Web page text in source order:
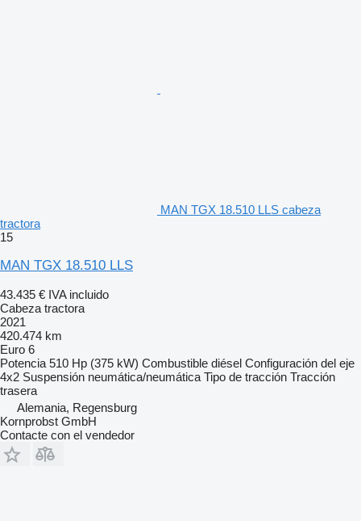
MAN TGX 18.510 LLS cabeza
tractora
15
MAN TGX 18.510 LLS
43.435 € IVA incluido
Cabeza tractora
2021
420.474 km
Euro 6
Potencia 510 Hp (375 kW) Combustible diésel Configuración del eje
4x2 Suspensión neumática/neumática Tipo de tracción Tracción
trasera
Alemania, Regensburg
Kornprobst GmbH
Contacte con el vendedor